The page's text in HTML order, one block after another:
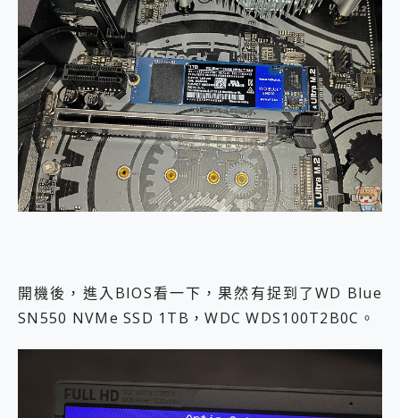
開機後，進入BIOS看一下，果然有捉到了WD Blue
SN550 NVMe SSD 1TB，WDC WDS100T2B0C。